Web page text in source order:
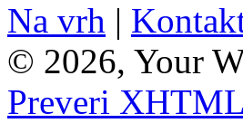
Na vrh |
© 2026, Your
Preveri